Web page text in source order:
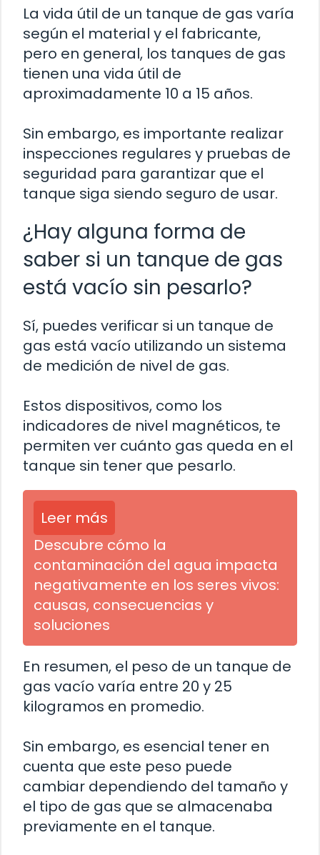
La vida útil de un tanque de gas varía
según el material y el fabricante,
pero en general, los tanques de gas
tienen una vida útil de
aproximadamente 10 a 15 años.
Sin embargo, es importante realizar
inspecciones regulares y pruebas de
seguridad para garantizar que el
tanque siga siendo seguro de usar.
¿Hay alguna forma de
saber si un tanque de gas
está vacío sin pesarlo?
Sí, puedes verificar si un tanque de
gas está vacío utilizando un sistema
de medición de nivel de gas.
Estos dispositivos, como los
indicadores de nivel magnéticos, te
permiten ver cuánto gas queda en el
tanque sin tener que pesarlo.
Leer más
Descubre cómo la
contaminación del agua impacta
negativamente en los seres vivos:
causas, consecuencias y
soluciones
En resumen, el peso de un tanque de
gas vacío varía entre 20 y 25
kilogramos en promedio.
Sin embargo, es esencial tener en
cuenta que este peso puede
cambiar dependiendo del tamaño y
el tipo de gas que se almacenaba
previamente en el tanque.